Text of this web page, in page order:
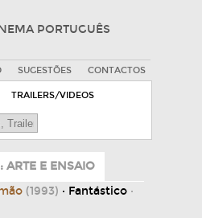
PORTUGUÊS
SUGESTÕES CONTACTOS
TRAILERS/VIDEOS
ARTE E ENSAIO
(1993) · Fantástico ·